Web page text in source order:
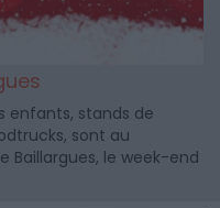
enfants, stands de
sont au
Baillargues, le week-end